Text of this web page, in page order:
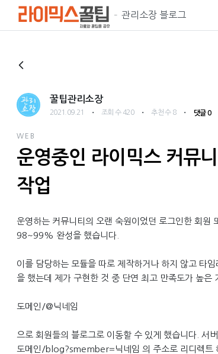
관리소장 블로그
꿀팁관리소장
2021.09.21 ・ 조회 수 420 ・ 추천 수 8 ・ 댓글 0
WEB
운영중인 라이믹스 커뮤
작업
운영하는 커뮤니티의 오랜 숙원이었던 로그인한 회원
98~99% 완성을 했습니다.
이를 담당하는 모듈을 따로 제작하거나 하지 않고 타
을 했는데 제가 구현한 것 중 단연 최고 만족도가 높은
도메인/@닉네임
으로 회원들의 블로그로 이동할 수 있게 했습니다. 서
도메인/blog?smember=닉네임 의 주소로 리디렉트